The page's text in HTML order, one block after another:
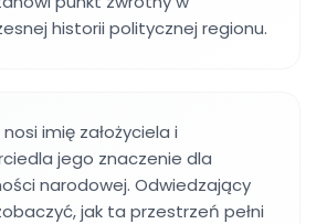
historii politycznej regionu.
imię założyciela i
jego znaczenie dla
narodowej. Odwiedzający
jak ta przestrzeń pełni